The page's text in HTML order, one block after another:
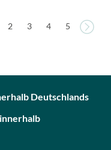
gerade die Seite
Seite
2 Seite
3 Seite
4 Seite
5
Seite
Deutschlands